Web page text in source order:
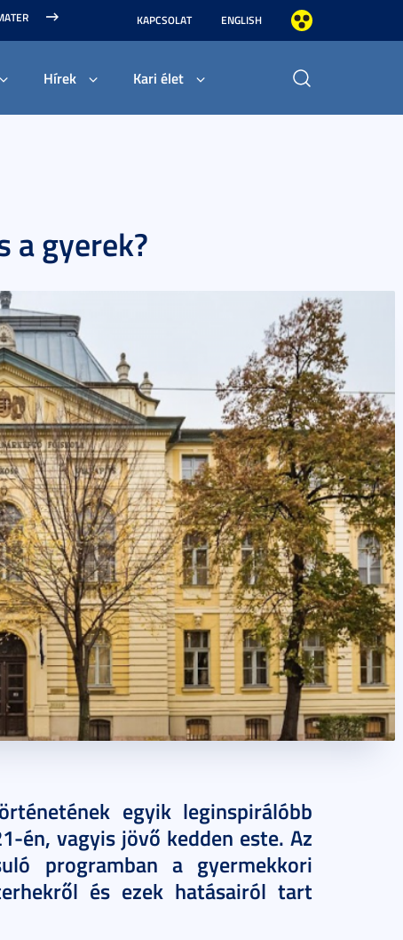
KAPCSOLAT ENGLISH
Hírek Kari élet
a gyerek?
egyik leginspirálóbb
én, vagyis jövő kedden este. Az
programban a gyermekkori
és ezek hatásairól tart